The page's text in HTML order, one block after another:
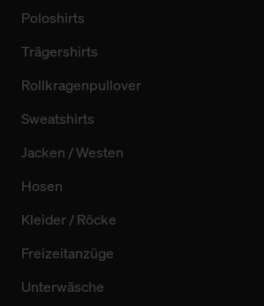
Poloshirts
Trägershirts
Rollkragenpullover
Sweatshirts
Jacken / Westen
Hosen
Kleider / Röcke
Freizeitanzüge
Unterwäsche